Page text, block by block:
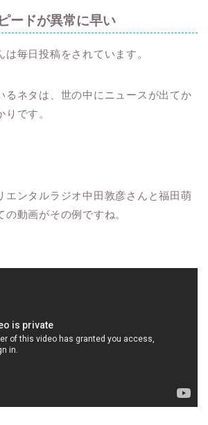
ードが異常に早い
毎日投稿をされています。
るネタは、世の中にニュースが出てか
です。
エンタルラジオ中田敦彦さんと福田萌
の動画がその例ですね。